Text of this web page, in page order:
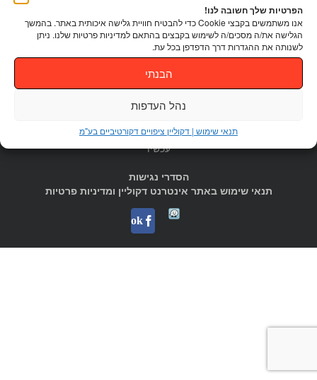
הפרטיות שלך חשובה לנו!
אנו משתמשים בקבצי Cookie כדי להבטיח חוויית גלישה איכותית באתר. בהמשך
הגלישה את/ה מסכים/ה לשימוש בקבצים בהתאם למדיניות פרטיות שלנו. ניתן
לשנותה את ההגדרות דרך הדפדפן בכל עת.
הבנתי
נהל העדפות
תנאי שימוש | דקוליין ציפויים דקורטיביים בע"מ
דקוליין בע"מ ת.ד. 12100 רחוב התלם 3 פארק תעשיות עמק חפר
טל.
04-6187022
sales@decoline.co.il השאר פרטים
עכשיו
הסדרי נגישות
תנאי שימוש באתר אינטרנט דקוליין ומדיניות פרטיות
Waze
facebook